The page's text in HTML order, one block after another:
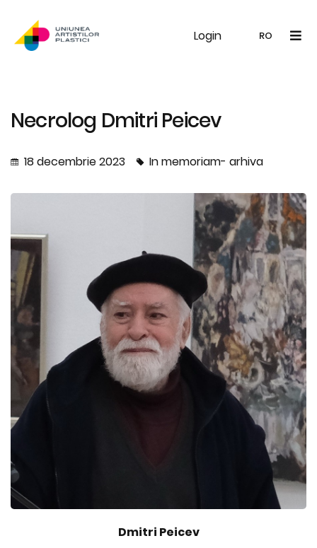
Login RO
UAP Galerie Noutăți
Necrolog Dmitri Peicev
18 decembrie 2023 In memoriam- arhiva
Dmitri Peicev